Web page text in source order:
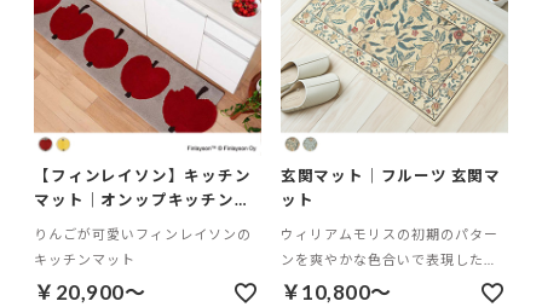
【フィンレイソン】キッチン
マット｜オンップキッチンマ
ット
りんごが可愛いフィンレイソンの
キッチンマット
￥20,900～
玄関マット｜フルーツ 玄関マ
ット
ウィリアムモリスの初期のパター
ンを爽やかな色合いで表現した玄
関マット
￥10,800～